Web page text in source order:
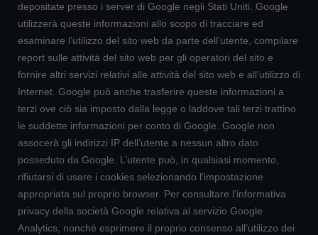
depositate presso i server di Google negli Stati Uniti. Google
utilizzerà queste informazioni allo scopo di tracciare ed
esaminare l’utilizzo del sito web da parte dell’utente, compilare
report sulle attività del sito web per gli operatori del sito e
fornire altri servizi relativi alle attività del sito web e all’utilizzo di
Internet. Google può anche trasferire queste informazioni a
terzi ove ciò sia imposto dalla legge o laddove tali terzi trattino
le suddette informazioni per conto di Google. Google non
assocerà gli indirizzi IP dell’utente a nessun altro dato
posseduto da Google. L’utente può, in qualsiasi momento,
rifiutarsi di usare i cookies selezionando l’impostazione
appropriata sul proprio browser. Per consultare l'informativa
privacy della società Google relativa al servizio Google
Analytics, nonché esprimere il proprio consenso all’utilizzo dei